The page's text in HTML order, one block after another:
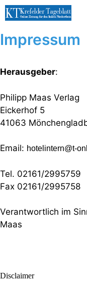
Zum
Inhalt
Impressum
Herausgeber:
Philipp Maas Verlag
Eickerhof 5
41063
Email: hotelintern@t-
Tel. 02161/2995759
Fax 02161/2995758
Verantwortlich im
Maas
Disclaimer